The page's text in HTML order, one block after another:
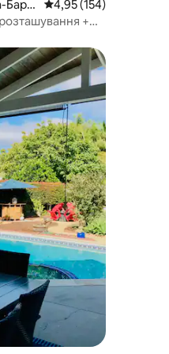
Барб
Середня оцінка: 4,95
4,95 (154)
+